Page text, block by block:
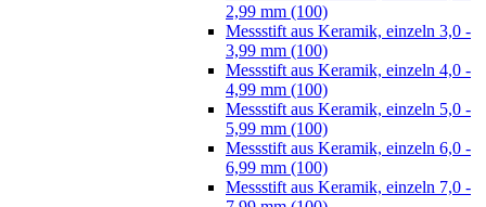
2,99 mm (100)
Messstift aus Keramik, einzeln 3,0 -
3,99 mm (100)
Messstift aus Keramik, einzeln 4,0 -
4,99 mm (100)
Messstift aus Keramik, einzeln 5,0 -
5,99 mm (100)
Messstift aus Keramik, einzeln 6,0 -
6,99 mm (100)
Messstift aus Keramik, einzeln 7,0 -